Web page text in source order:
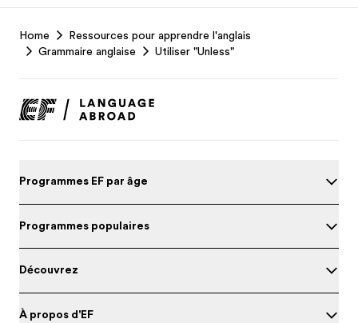
Footer
Home
Ressources pour apprendre l'anglais
Grammaire anglaise
Utiliser "Unless"
Programmes EF par âge
Programmes populaires
Découvrez
À propos d'EF